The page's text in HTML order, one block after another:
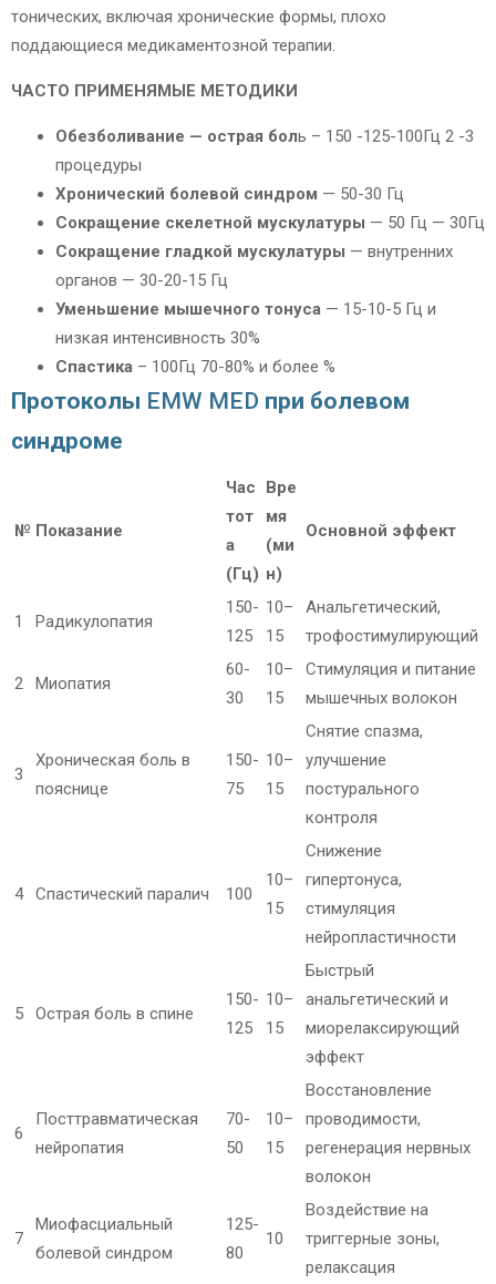
тонических, включая хронические формы, плохо
поддающиеся медикаментозной терапии.
ЧАСТО ПРИМЕНЯМЫЕ МЕТОДИКИ
Обезболивание — острая боль – 150 -125-100Гц 2 -3
процедуры
Хронический болевой синдром — 50-30 Гц
Сокращение скелетной мускулатуры — 50 Гц — 30Гц
Сокращение гладкой мускулатуры — внутренних
органов — 30-20-15 Гц
Уменьшение мышечного тонуса — 15-10-5 Гц и
низкая интенсивность 30%
Спастика – 100Гц 70-80% и более %
Протоколы EMW MED при болевом
синдроме
№ Показание
Час
тот
а
(Гц)
Вре
мя
(ми
н)
Основной эффект
1 Радикулопатия
150-
125
10–
15
Анальгетический,
трофостимулирующий
2 Миопатия
60-
30
10–
15
Стимуляция и питание
мышечных волокон
3
Хроническая боль в
пояснице
150-
75
10–
15
Снятие спазма,
улучшение
постурального
контроля
4 Спастический паралич 100
10–
15
Снижение
гипертонуса,
стимуляция
нейропластичности
5 Острая боль в спине
150-
125
10–
15
Быстрый
анальгетический и
миорелаксирующий
эффект
6
Посттравматическая
нейропатия
70-
50
10–
15
Восстановление
проводимости,
регенерация нервных
волокон
7
Миофасциальный
болевой синдром
125-
80
10
Воздействие на
триггерные зоны,
релаксация